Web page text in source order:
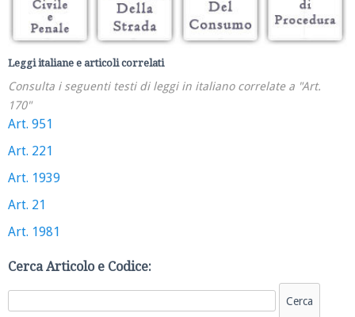
Leggi italiane e articoli correlati
Consulta i seguenti testi di leggi in italiano correlate a "Art.
170"
Art. 951
Art. 221
Art. 1939
Art. 21
Art. 1981
Cerca Articolo e Codice: